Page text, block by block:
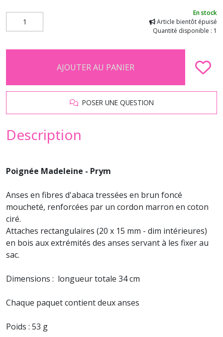
En stock
Article bientôt épuisé
Quantité disponible : 1
AJOUTER AU PANIER
POSER UNE QUESTION
Description
Poignée Madeleine - Prym
Anses en fibres d'abaca tressées en brun foncé
moucheté, renforcées par un cordon marron en coton
ciré.
Attaches rectangulaires (20 x 15 mm - dim intérieures)
en bois aux extrémités des anses servant à les fixer au
sac.
Dimensions : longueur totale 34 cm
Chaque paquet contient deux anses
Poids : 53 g